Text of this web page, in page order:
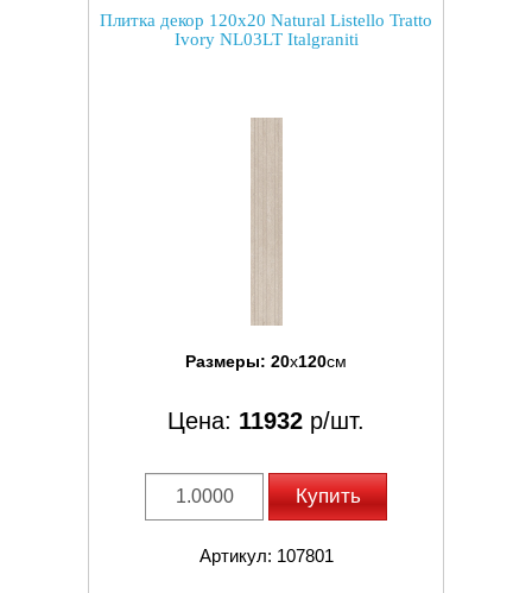
Плитка декор 120x20 Natural Listello Tratto
Ivory NL03LT Italgraniti
Размеры: 20x120см
Цена: 11932 р/шт.
Купить
Артикул: 107801